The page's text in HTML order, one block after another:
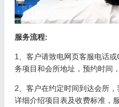
服务流程:
1、客户请致电网页客服电话
务项目和会所地址，预约时间
2、客户在约定时间到达会所
详细介绍项目表及收费标准，